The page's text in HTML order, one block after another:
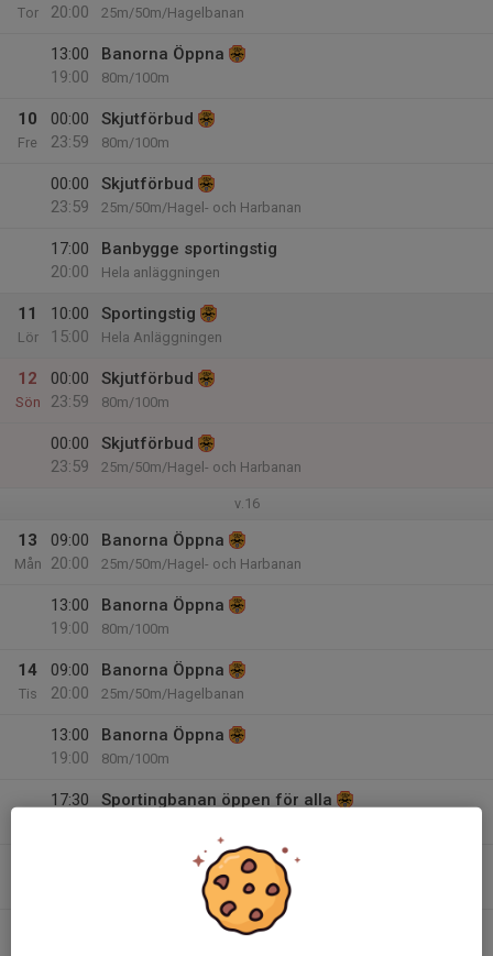
Tor
20:00
25m/50m/Hagelbanan
13:00
19:00
Banorna Öppna
80m/100m
10
Fre
00:00
23:59
Skjutförbud
80m/100m
00:00
23:59
Skjutförbud
25m/50m/Hagel- och Harbanan
17:00
20:00
Banbygge sportingstig
Hela anläggningen
11
Lör
10:00
15:00
Sportingstig
Hela Anläggningen
12
Sön
00:00
23:59
Skjutförbud
80m/100m
00:00
23:59
Skjutförbud
25m/50m/Hagel- och Harbanan
v.16
13
Mån
09:00
20:00
Banorna Öppna
25m/50m/Hagel- och Harbanan
13:00
19:00
Banorna Öppna
80m/100m
14
Tis
09:00
20:00
Banorna Öppna
25m/50m/Hagelbanan
13:00
19:00
Banorna Öppna
80m/100m
17:30
Sportingbanan öppen för alla
Banorna Öppna
25m/50m/Hagelbanan